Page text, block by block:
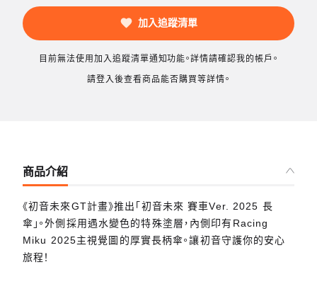
加入追蹤清單
目前無法使用加入追蹤清單通知功能。詳情請確認我的帳戶。
請登入後查看商品能否購買等詳情。
商品介紹
《初音未來GT計畫》推出「初音未來 賽車Ver. 2025 長
傘」。外側採用遇水變色的特殊塗層，內側印有Racing
Miku 2025主視覺圖的厚實長柄傘。讓初音守護你的安心
旅程！